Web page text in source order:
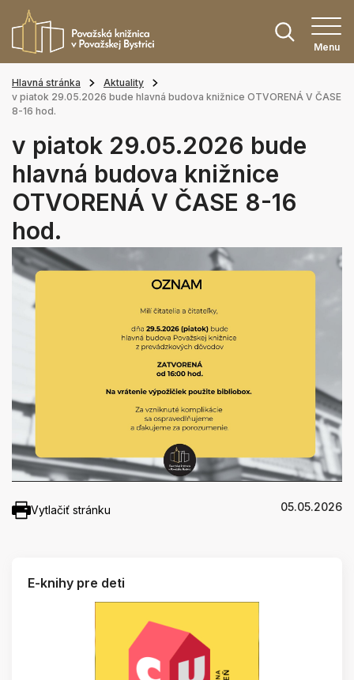
Menu
Hlavná stránka
Aktuality
v piatok 29.05.2026 bude hlavná budova knižnice OTVORENÁ V ČASE
8-16 hod.
v piatok 29.05.2026 bude
hlavná budova knižnice
OTVORENÁ V ČASE 8-16
hod.
Vytlačiť stránku 05.05.2026
E-knihy pre deti